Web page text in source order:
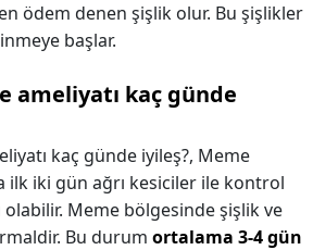
ödem denen şişlik olur. Bu şişlikler
inmeye başlar.
ameliyatı kaç günde
kaç günde iyileş?, Meme
ilk iki gün ağrı kesiciler ile kontrol
olabilir. Meme bölgesinde şişlik ve
Bu durum ortalama 3-4 gün